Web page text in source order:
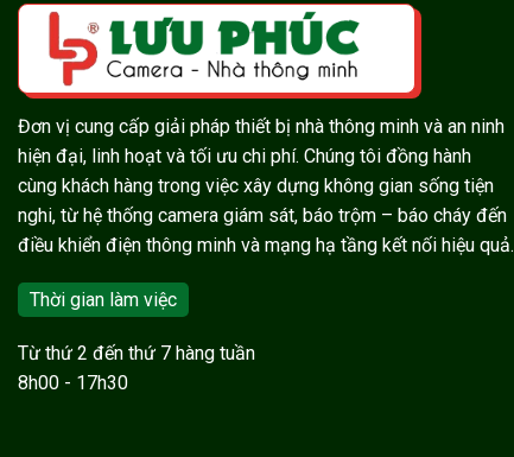
Đơn vị cung cấp giải pháp thiết bị nhà thông minh và an ninh
hiện đại, linh hoạt và tối ưu chi phí. Chúng tôi đồng hành
cùng khách hàng trong việc xây dựng không gian sống tiện
nghi, từ hệ thống camera giám sát, báo trộm – báo cháy đến
điều khiển điện thông minh và mạng hạ tầng kết nối hiệu quả.
Thời gian làm việc
Từ thứ 2 đến thứ 7 hàng tuần
8h00 - 17h30